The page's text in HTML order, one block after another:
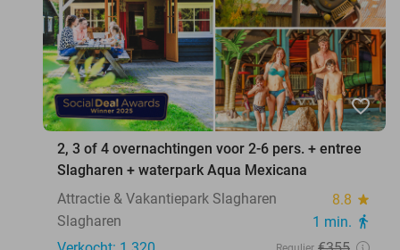
favorite_border
2, 3 of 4 overnachtingen voor 2-6 pers. + entree
Slagharen + waterpark Aqua Mexicana
Attractie & Vakantiepark Slagharen
8.8 star
Slagharen 1 min. directions_walk